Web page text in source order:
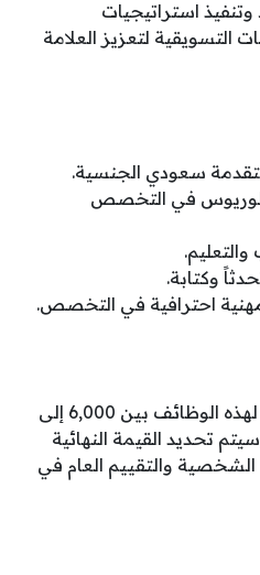
استراتيجيات
التسويقية لتعزيز العلامة
سعودي الجنسية.
في التخصص
وكتابة.
احترافية في التخصص.
يتراوح الراتب المتوقع لهذه الوظائف بين 6,000 إلى
وسيتم تحديد القيمة النهائية
الشخصية والتقييم العام في